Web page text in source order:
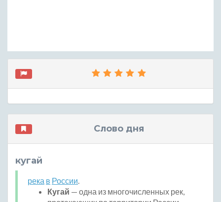
Слово дня
кугай
река в России.
Кугай — одна из многочисленных рек,